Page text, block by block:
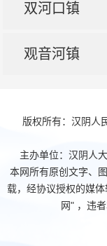
双河口镇
观音河镇
版权所有：汉阴
主办单位：汉阴人
本网所有原创文字、
载，经协议授权的媒
网" ，违